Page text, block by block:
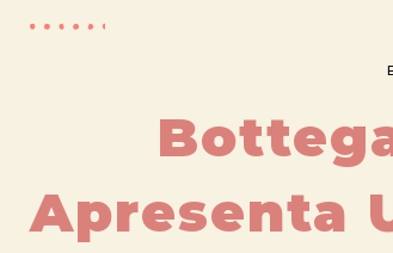
Apresenta